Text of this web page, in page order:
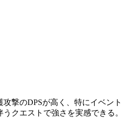
撃のDPSが高く、特にイベント
クエストで強さを実感できる。